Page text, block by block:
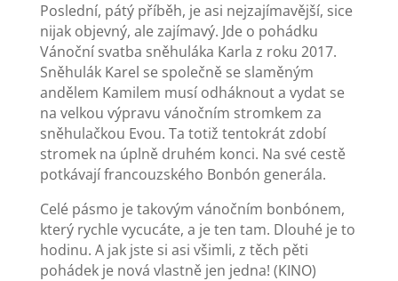
Poslední, pátý příběh, je asi nejzajímavější, sice
nijak objevný, ale zajímavý. Jde o pohádku
Vánoční svatba sněhuláka Karla z roku 2017.
Sněhulák Karel se společně se slaměným
andělem Kamilem musí odháknout a vydat se
na velkou výpravu vánočním stromkem za
sněhulačkou Evou. Ta totiž tentokrát zdobí
stromek na úplně druhém konci. Na své cestě
potkávají francouzského Bonbón generála.
Celé pásmo je takovým vánočním bonbónem,
který rychle vycucáte, a je ten tam. Dlouhé je to
hodinu. A jak jste si asi všimli, z těch pěti
pohádek je nová vlastně jen jedna! (KINO)